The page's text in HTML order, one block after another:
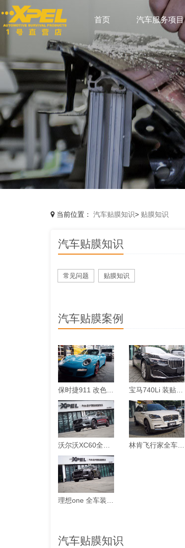
首页 汽车服务项目
当前位置： 汽车贴膜知识> 贴膜知识
汽车贴膜知识
常见问题 贴膜知识
汽车贴膜案例
宝马740Li 装贴XPEL隐形车衣案例
林肯飞行家全车装贴XPEL-MAX漆面保护膜案例
汽车贴膜知识